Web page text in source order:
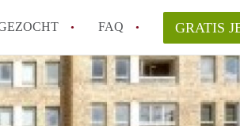
FAQ
AppartementenUtrecht!
GRATIS